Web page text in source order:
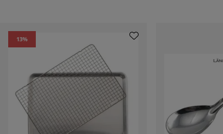
13%